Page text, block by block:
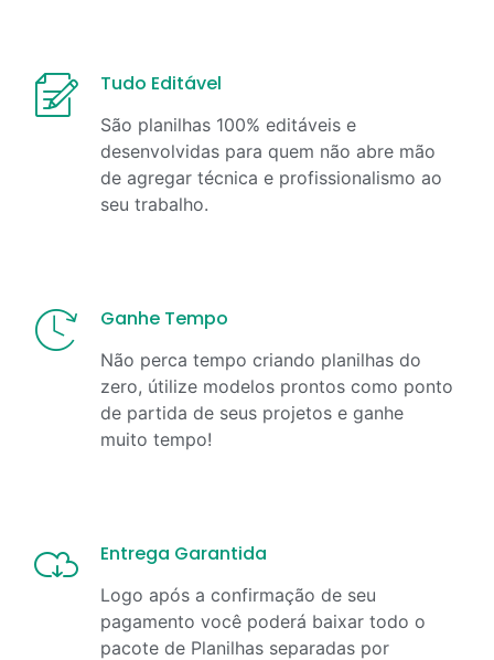
Tudo Editável
São planilhas 100% editáveis e
desenvolvidas para quem não abre mão
de agregar técnica e profissionalismo ao
seu trabalho.
Ganhe Tempo
Não perca tempo criando planilhas do
zero, útilize modelos prontos como ponto
de partida de seus projetos e ganhe
muito tempo!
Entrega Garantida
Logo após a confirmação de seu
pagamento você poderá baixar todo o
pacote de Planilhas separadas por